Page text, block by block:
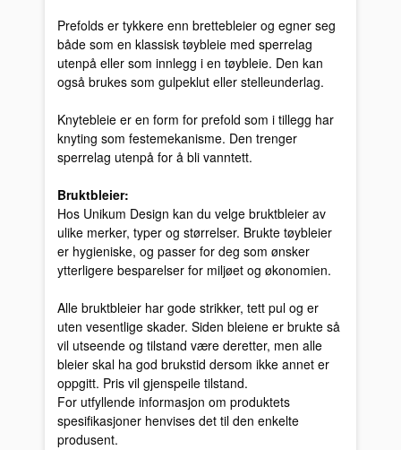
Prefolds er tykkere enn brettebleier og egner seg
både som en klassisk tøybleie med sperrelag
utenpå eller som innlegg i en tøybleie. Den kan
også brukes som gulpeklut eller stelleunderlag.
Knytebleie er en form for prefold som i tillegg har
knyting som festemekanisme. Den trenger
sperrelag utenpå for å bli vanntett.
Bruktbleier:
Hos Unikum Design kan du velge bruktbleier av
ulike merker, typer og størrelser. Brukte tøybleier
er hygieniske, og passer for deg som ønsker
ytterligere besparelser for miljøet og økonomien.
Alle bruktbleier har gode strikker, tett pul og er
uten vesentlige skader. Siden bleiene er brukte så
vil utseende og tilstand være deretter, men alle
bleier skal ha god brukstid dersom ikke annet er
oppgitt. Pris vil gjenspeile tilstand.
For utfyllende informasjon om produktets
spesifikasjoner henvises det til den enkelte
produsent.